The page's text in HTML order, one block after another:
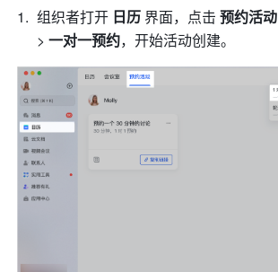
组织者打开 日历 界面，点击 预约活动
> 一对一预约，开始活动创建。